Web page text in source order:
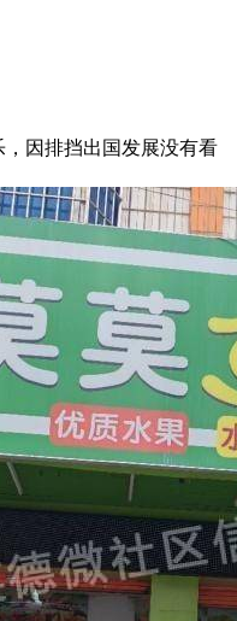
因排挡出国发展没有看